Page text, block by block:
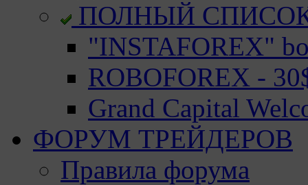
ПОЛНЫЙ
"INSTAFOREX"
ROBOFOREX -
Grand Capital
ФОРУМ ТРЕЙДЕРОВ
Правила форума